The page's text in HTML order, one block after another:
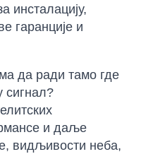
инсталацију,
гаранције и
да ради тамо где
сигнал?
и даље
видљивости неба,